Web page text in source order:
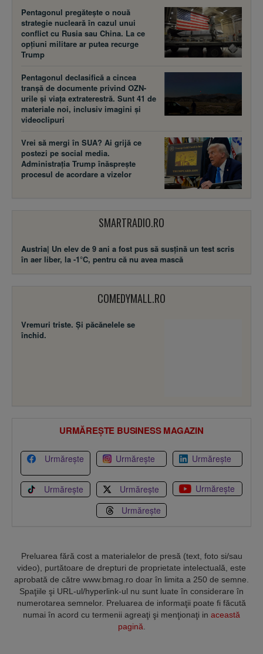
Pentagonul pregătește o nouă
strategie nucleară în cazul unui
conflict cu Rusia sau China. La ce
opțiuni militare ar putea recurge
Trump
Pentagonul declasifică a cincea
tranșă de documente privind OZN-
urile și viața extraterestră. Sunt 41 de
materiale noi, inclusiv imagini și
videoclipuri
Vrei să mergi în SUA? Ai grijă ce
postezi pe social media.
Administrația Trump înăsprește
procesul de acordare a vizelor
SMARTRADIO.RO
Austria| Un elev de 9 ani a fost pus să susţină un test scris
în aer liber, la -1°C, pentru că nu avea mască
COMEDYMALL.RO
Vremuri triste. Şi păcănelele se
închid.
URMĂREȘTE BUSINESS MAGAZIN
Urmărește Urmărește Urmărește
Urmărește Urmărește
Urmărește
Urmărește
Preluarea fără cost a materialelor de presă (text, foto si/sau
video), purtătoare de drepturi de proprietate intelectuală, este
aprobată de către www.bmag.ro doar în limita a 250 de semne.
Spaţiile şi URL-ul/hyperlink-ul nu sunt luate în considerare în
numerotarea semnelor. Preluarea de informaţii poate fi făcută
numai în acord cu termenii agreaţi şi menţionaţi in această
pagină